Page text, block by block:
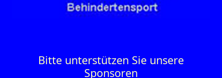
Bitte unterstützen Sie unsere
Sponsoren